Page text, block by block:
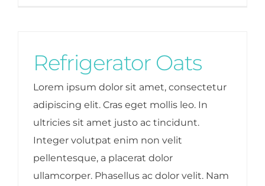
Refrigerator Oats
Lorem ipsum dolor sit amet, consectetur
adipiscing elit. Cras eget mollis leo. In
ultricies sit amet justo ac tincidunt.
Integer volutpat enim non velit
pellentesque, a placerat dolor
ullamcorper. Phasellus ac dolor velit. Nam